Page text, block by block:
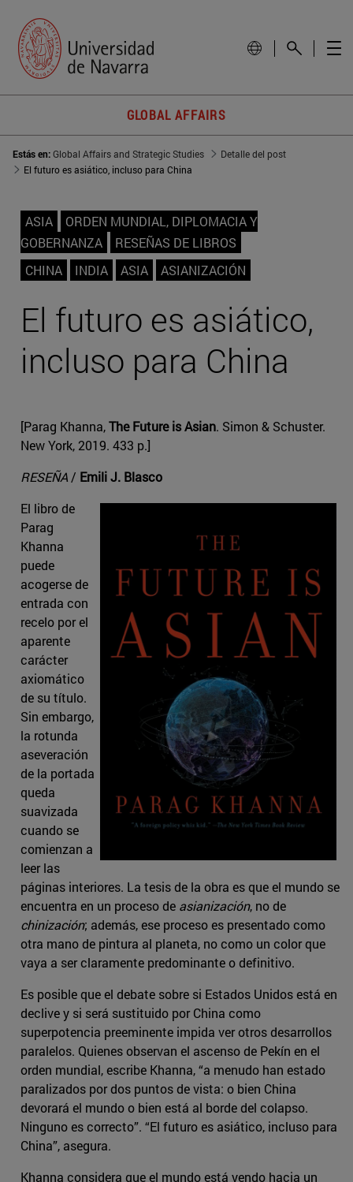
GLOBAL AFFAIRS
Estás en:Global Affairs and Strategic Studies
Detalle del post
El futuro es asiático, incluso para China
ASIA
ORDEN MUNDIAL, DIPLOMACIA Y
GOBERNANZA
RESEÑAS DE LIBROS
CHINA
INDIA ASIA ASIANIZACIÓN
El futuro es asiático,
incluso para China
[Parag Khanna,The Future is Asian. Simon & Schuster.
New York, 2019. 433 p.]
RESEÑA / Emili J. Blasco
El libro de
Parag
Khanna
puede
acogerse de
entrada con
recelo por el
aparente
carácter
axiomático
de su título.
Sin embargo,
la rotunda
aseveración
de la portada
queda
suavizada
cuando se
comienzan a
leer las
páginas interiores. La tesis de la obra es que el mundo se
encuentra en un proceso de asianización, no de
chinización; además, ese proceso es presentado como
otra mano de pintura al planeta, no como un color que
vaya a ser claramente predominante o definitivo.
Es posible que el debate sobre si Estados Unidos está en
declive y si será sustituido por China como
superpotencia preeminente impida ver otros desarrollos
paralelos. Quienes observan el ascenso de Pekín en el
orden mundial, escribe Khanna, “a menudo han estado
paralizados por dos puntos de vista: o bien China
devorará el mundo o bien está al borde del colapso.
Ninguno es correcto”. “El futuro es asiático, incluso para
China”, asegura.
Khanna considera que el mundo está yendo hacia un